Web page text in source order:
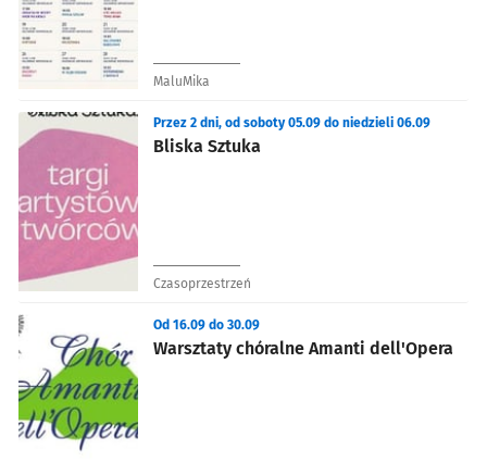
MaluMika
Bliska Sztuka
Przez 2 dni, od soboty 05.09 do niedzieli 06.09
Czasoprzestrzeń
Warsztaty chóralne Amanti dell'Opera
Od 16.09 do 30.09